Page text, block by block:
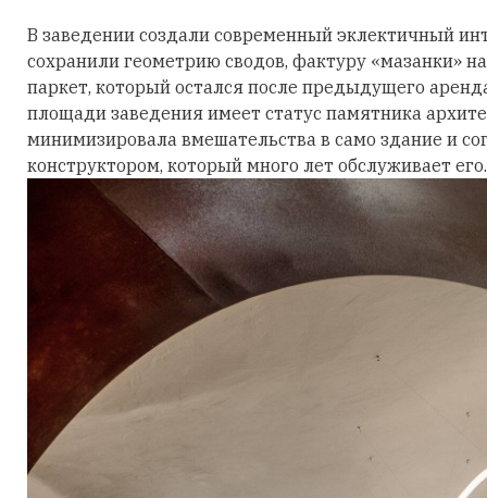
В заведении создали современный эклектичный
сохранили геометрию сводов, фактуру «мазанки»
паркет, который остался после предыдущего
площади заведения имеет статус памятника
минимизировала вмешательства в само здание и
конструктором, который много лет обслуживает его.